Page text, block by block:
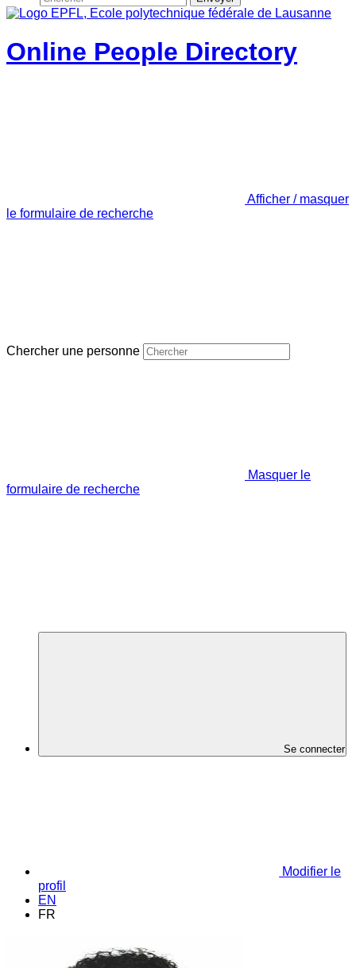
Online People Directory
Afficher / masquer
le formulaire de recherche
Chercher une personne
Masquer le
formulaire de recherche
Se connecter
Modifier le
profil
EN
FR